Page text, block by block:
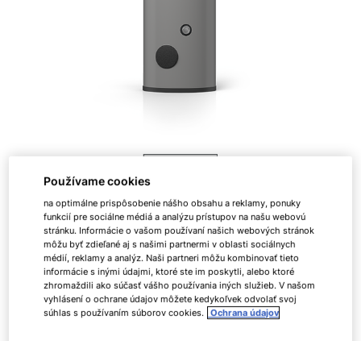
Zásobník SEW-1/2
Používame cookies
na optimálne prispôsobenie nášho obsahu a reklamy, ponuky
funkcií pre sociálne médiá a analýzu prístupov na našu webovú
stránku. Informácie o vašom používaní našich webových stránok
môžu byť zdieľané aj s našimi partnermi v oblasti sociálnych
médií, reklamy a analýz. Naši partneri môžu kombinovať tieto
informácie s inými údajmi, ktoré ste im poskytli, alebo ktoré
zhromaždili ako súčasť vášho používania iných služieb. V našom
vyhlásení o ochrane údajov môžete kedykoľvek odvolať svoj
súhlas s používaním súborov cookies. Ochrana údajov